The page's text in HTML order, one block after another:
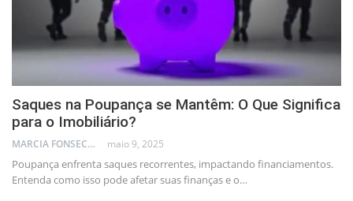
Saques na Poupança se Mantêm: O Que Significa
para o Imobiliário?
MARCIA FONSECA - FINANCIAL CONSULTANT maio 9, 2025
Poupança enfrenta saques recorrentes, impactando financiamentos.
Entenda como isso pode afetar suas finanças e o…